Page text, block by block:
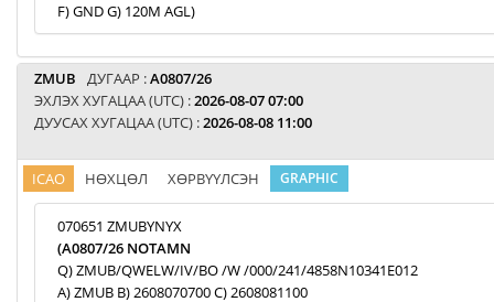
F) GND G) 120M AGL)
ZMUB ДУГААР :A0807/26
ЭХЛЭХ ХУГАЦАА (UTC) :2026-08-07 07:00
ДУУСАХ ХУГАЦАА (UTC) :2026-08-08 11:00
ICAO НӨХЦӨЛ ХӨРВҮҮЛСЭН GRAPHIC
070651 ZMUBYNYX
(A0807/26 NOTAMN
Q) ZMUB/QWELW/IV/BO /W /000/241/4858N10341E012
A) ZMUB B) 2608070700 C) 2608081100